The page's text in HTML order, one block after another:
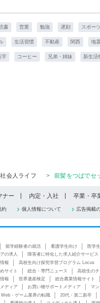
書 営業 勉強 遅刻 スポーツ
生活習慣 不動産 関西 地
字 コーヒー 兄弟・姉妹 新生活
社会人ライフ > 前髪をつばでセ
ナー 内定・入社 卒業・卒
約 個人情報について 広告掲載
留学経験者の就活 看護学生向け 医学
の求人
障害者に特化した求人紹介サービス
報
高校生向け探究学習プログラム Locus
サイト 総合・専門ニュース 高校生の
報
世界遺産検定 総合農業情報サイト
ディア
お買い物サポートメディア マ
Web・ゲーム業界の転職 20代・第二新卒